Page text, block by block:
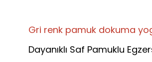
Gri renk pamuk dokuma
Dayanıklı Saf Pamuklu